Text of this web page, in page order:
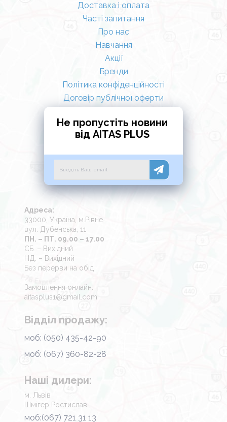
Доставка і оплата
Часті запитання
Про нас
Навчання
Акції
Бренди
Політика конфіденційності
Договір публічної оферти
Не пропустіть новини
від AITAS PLUS
Адреса:
33000, Україна, м.Рівне
вул. Дубенська, 11
ПН. – ПТ. 09.00 – 17.00
СБ. – Вихідний
НД. – Вихідний
Без перерви на обід
Замовлення онлайн:
aitasplus1@gmail.com
Відділ продажу:
моб: (050) 435-42-90
моб: (067) 360-82-28
Наші дилери:
м. Львів
Шмігер Ростислав
моб:(067) 721 31 13